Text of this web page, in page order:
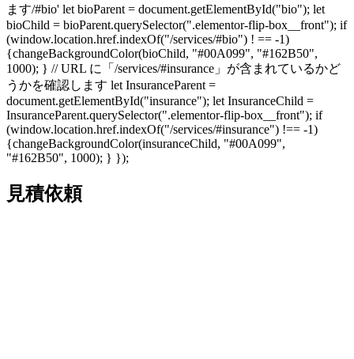
ます/#bio' let bioParent = document.getElementById("bio"); let
bioChild = bioParent.querySelector(".elementor-flip-box__front"); if
(window.location.href.indexOf("/services/#bio") ! == -1)
{changeBackgroundColor(bioChild, "#00A099", "#162B50",
1000); } // URL に「/services/#insurance」が含まれているかど
うかを確認します let InsuranceParent =
document.getElementById("insurance"); let InsuranceChild =
InsuranceParent.querySelector(".elementor-flip-box__front"); if
(window.location.href.indexOf("/services/#insurance") !== -1)
{changeBackgroundColor(insuranceChild, "#00A099",
"#162B50", 1000); } });
見積依頼